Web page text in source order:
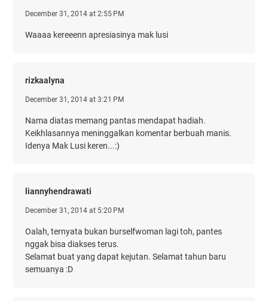
December 31, 2014 at 2:55 PM
Waaaa kereeenn apresiasinya mak lusi
rizkaalyna
December 31, 2014 at 3:21 PM
Nama diatas memang pantas mendapat hadiah.
Keikhlasannya meninggalkan komentar berbuah manis.
Idenya Mak Lusi keren...:)
liannyhendrawati
December 31, 2014 at 5:20 PM
Oalah, ternyata bukan burselfwoman lagi toh, pantes
nggak bisa diakses terus.
Selamat buat yang dapat kejutan. Selamat tahun baru
semuanya :D